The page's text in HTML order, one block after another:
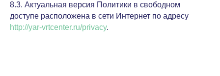
8.3. Актуальная версия Политики в свободном
доступе расположена в сети Интернет по адресу
http://yar-vrtcenter.ru/privacy.